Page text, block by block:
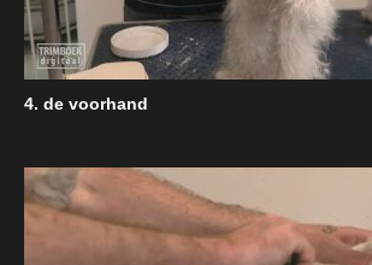
4. de voorhand